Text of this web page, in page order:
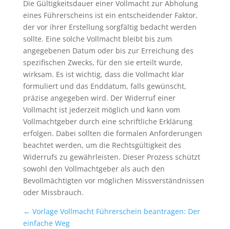
Die Gültigkeitsdauer einer Vollmacht zur Abholung
eines Führerscheins ist ein entscheidender Faktor,
der vor ihrer Erstellung sorgfältig bedacht werden
sollte. Eine solche Vollmacht bleibt bis zum
angegebenen Datum oder bis zur Erreichung des
spezifischen Zwecks, für den sie erteilt wurde,
wirksam. Es ist wichtig, dass die Vollmacht klar
formuliert und das Enddatum, falls gewünscht,
präzise angegeben wird. Der Widerruf einer
Vollmacht ist jederzeit möglich und kann vom
Vollmachtgeber durch eine schriftliche Erklärung
erfolgen. Dabei sollten die formalen Anforderungen
beachtet werden, um die Rechtsgültigkeit des
Widerrufs zu gewährleisten. Dieser Prozess schützt
sowohl den Vollmachtgeber als auch den
Bevollmächtigten vor möglichen Missverständnissen
oder Missbrauch.
← Vorlage Vollmacht Führerschein beantragen: Der
einfache Weg